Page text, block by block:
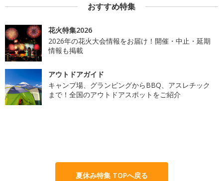
おすすめ特集
花火特集2026
2026年の花火大会情報をお届け！開催・中止・延期
情報も掲載
アウトドアガイド
キャンプ場、グランピングからBBQ、アスレチック
まで！全国のアウトドアスポットをご紹介
夏休み特集 TOPへ戻る